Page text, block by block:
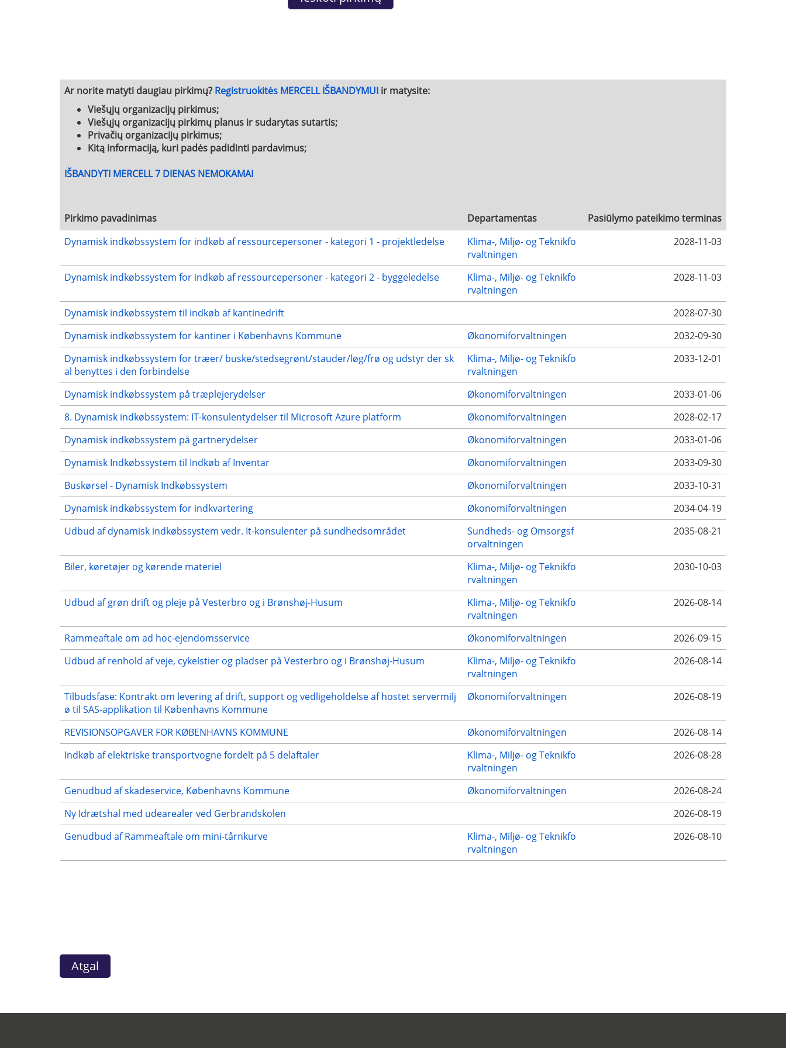
Ar norite matyti daugiau pirkimų? Registruokitės MERCELL IŠBANDYMUI ir matysite:
Viešųjų organizacijų pirkimus;
Viešųjų organizacijų pirkimų planus ir sudarytas sutartis;
Privačių organizacijų pirkimus;
Kitą informaciją, kuri padės padidinti pardavimus;
IŠBANDYTI MERCELL 7 DIENAS NEMOKAMAI
Pirkimo pavadinimas Departamentas
Pasiūlymo pateikimo terminas
Dynamisk indkøbssystem for indkøb af ressourcepersoner - kategori 1 - projektledelse
Klima-, Miljø- og Teknikfo
rvaltningen
2028-11-03
Dynamisk indkøbssystem for indkøb af ressourcepersoner - kategori 2 - byggeledelse
Klima-, Miljø- og Teknikfo
rvaltningen
2028-11-03
Dynamisk indkøbssystem til indkøb af kantinedrift
2028-07-30
Dynamisk indkøbssystem for kantiner i Københavns Kommune
Økonomiforvaltningen
2032-09-30
Dynamisk indkøbssystem for træer/ buske/stedsegrønt/stauder/løg/frø og udstyr der sk
al benyttes i den forbindelse
Klima-, Miljø- og Teknikfo
rvaltningen
2033-12-01
Dynamisk indkøbssystem på træplejerydelser Økonomiforvaltningen
2033-01-06
8. Dynamisk indkøbssystem: IT-konsulentydelser til Microsoft Azure platform
Økonomiforvaltningen
2028-02-17
Dynamisk indkøbssystem på gartnerydelser
Økonomiforvaltningen
2033-01-06
Dynamisk Indkøbssystem til Indkøb af Inventar
Økonomiforvaltningen
2033-09-30
Buskørsel - Dynamisk Indkøbssystem
Økonomiforvaltningen
2033-10-31
Dynamisk indkøbssystem for indkvartering
Økonomiforvaltningen
2034-04-19
Udbud af dynamisk indkøbssystem vedr. It-konsulenter på sundhedsområdet
Sundheds- og Omsorgsf
orvaltningen
2035-08-21
Biler, køretøjer og kørende materiel
Klima-, Miljø- og Teknikfo
rvaltningen
2030-10-03
Udbud af grøn drift og pleje på Vesterbro og i Brønshøj-Husum
Klima-, Miljø- og Teknikfo
rvaltningen
2026-08-14
Rammeaftale om ad hoc-ejendomsservice Økonomiforvaltningen
2026-09-15
Udbud af renhold af veje, cykelstier og pladser på Vesterbro og i Brønshøj-Husum
Klima-, Miljø- og Teknikfo
rvaltningen
2026-08-14
Tilbudsfase: Kontrakt om levering af drift, support og vedligeholdelse af hostet servermilj
ø til SAS-applikation til Københavns Kommune
Økonomiforvaltningen 2026-08-19
REVISIONSOPGAVER FOR KØBENHAVNS KOMMUNE Økonomiforvaltningen
2026-08-14
Indkøb af elektriske transportvogne fordelt på 5 delaftaler
Klima-, Miljø- og Teknikfo
rvaltningen
2026-08-28
Genudbud af skadeservice, Københavns Kommune Økonomiforvaltningen
2026-08-24
Ny Idrætshal med udearealer ved Gerbrandskolen
2026-08-19
Genudbud af Rammeaftale om mini-tårnkurve
Klima-, Miljø- og Teknikfo
rvaltningen
2026-08-10
Atgal